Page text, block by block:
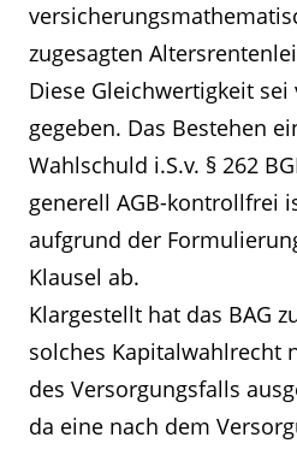
zugesagten
Diese Gleichwertigkeit
gegeben. Das Bestehen
Wahlschuld i.S.v. § 262
generell AGB-kontrollfrei
aufgrund der
Klausel ab.
Klargestellt hat das BAG
solches Kapitalwahlrecht
des Versorgungsfalls
da eine nach dem